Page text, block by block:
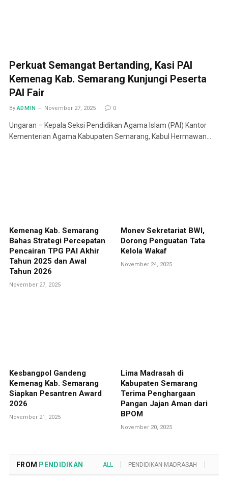
Perkuat Semangat Bertanding, Kasi PAI
Kemenag Kab. Semarang Kunjungi Peserta
PAI Fair
By ADMIN November 27, 2025 0
Ungaran – Kepala Seksi Pendidikan Agama Islam (PAI) Kantor
Kementerian Agama Kabupaten Semarang, Kabul Hermawan…
Kemenag Kab. Semarang
Bahas Strategi Percepatan
Pencairan TPG PAI Akhir
Tahun 2025 dan Awal
Tahun 2026
November 27, 2025
Monev Sekretariat BWI,
Dorong Penguatan Tata
Kelola Wakaf
November 24, 2025
Kesbangpol Gandeng
Kemenag Kab. Semarang
Siapkan Pesantren Award
2026
November 21, 2025
Lima Madrasah di
Kabupaten Semarang
Terima Penghargaan
Pangan Jajan Aman dari
BPOM
November 20, 2025
FROM PENDIDIKAN ALL PENDIDIKAN MADRASAH